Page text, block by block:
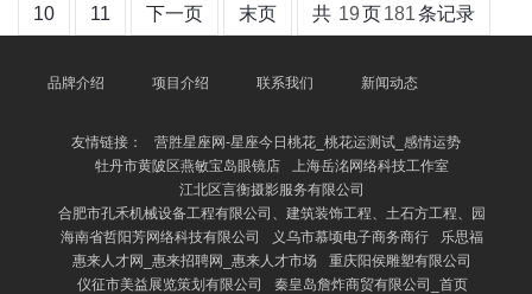
10 11 下一页 末页 共 19页181条记录
品牌介绍 项目介绍 联系我们 新闻动态
友情链接：
营胜星座网-星座今日桃花_桃花运测试_感情运势
牡丹市黄陂区燕敏宝岛眼镜店
上海岳洺网络科技工作室
江北区言衡摄影服务有限公司
合肥市孔禾机械设备工程有限公司、建筑装饰工程、土石方工程、园
海南省哲阳芳网络科技有限公司
义乌市慕顷电子商务商行
乐思福
惠来人才网_惠来招聘网_惠来人才市场
重庆阳侯雕塑有限公司
仪征市美益展览策划有限公司
秦皇岛詹炸商贸有限公司_首页